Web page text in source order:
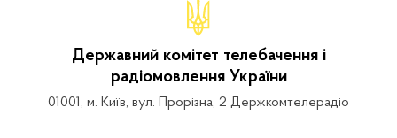
Державний комітет телебачення і
радіомовлення України
01001, м. Київ, вул. Прорізна, 2 Держкомтелерадіо